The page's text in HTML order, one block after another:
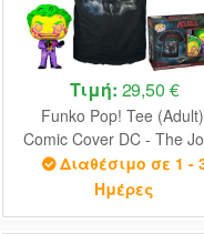
Τιμή: 29,50 €
Funko Pop! Tee
Comic Cover DC - The
(Blacklight) (Special
Vinyl Figure T-Shirt (L)
Διαθέσιμο σε 1 -
Ημέρες